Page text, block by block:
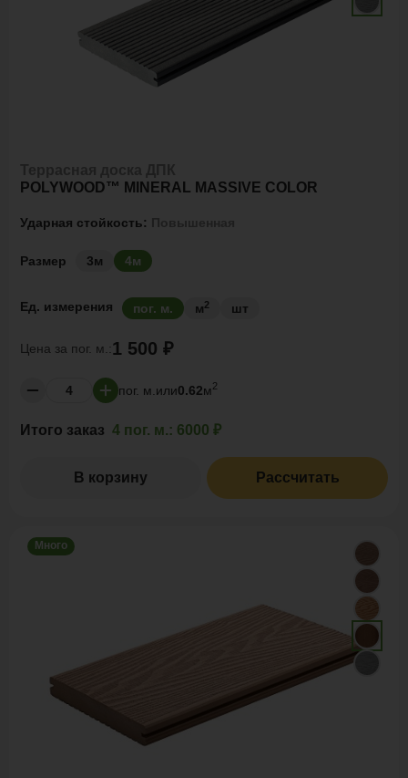
POLYWOOD™ MINERAL MASSIVE COLOR
Ударная стойкость:
Размер 3м 4м
Ед. измерения пог. м. м2 шт
Цена за пог. м.:1 500 ₽
пог. м. или0.62м2
Итого заказ 4 пог. м.: 6000 ₽
В корзину Рассчитать
Много